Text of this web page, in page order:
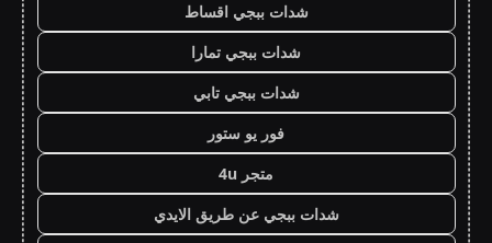
شدات ببجي اقساط
شدات ببجي تمارا
شدات ببجي تابي
فور يو ستور
متجر 4u
شدات ببجي عن طريق الايدي